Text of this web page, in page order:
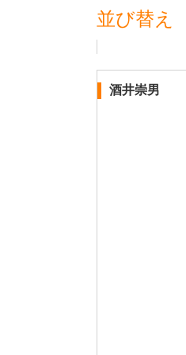
並び替え
酒井崇男